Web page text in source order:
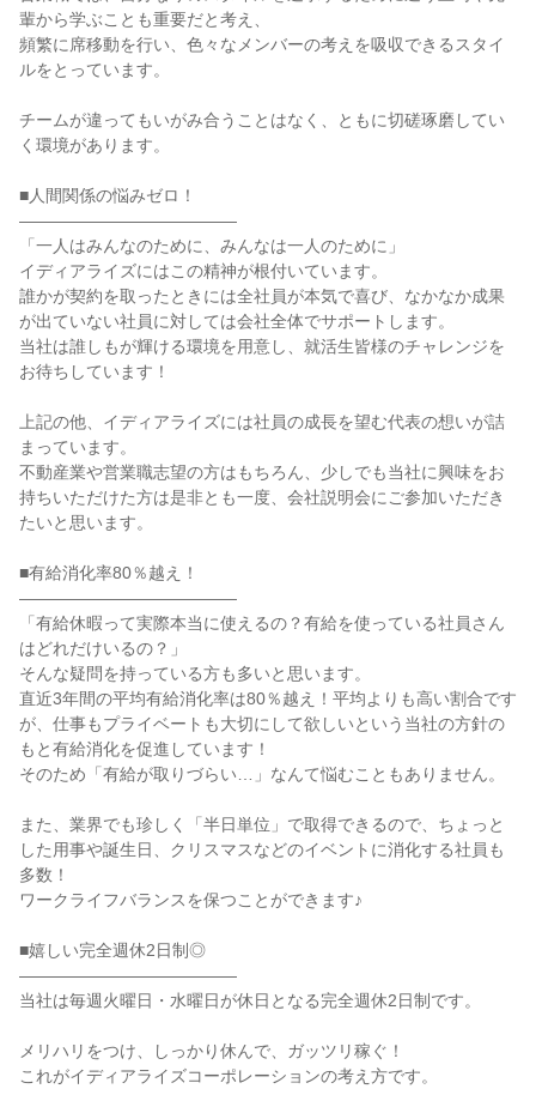
輩から学ぶことも重要だと考え、
頻繁に席移動を行い、色々なメンバーの考えを吸収できるスタイ
ルをとっています。
チームが違ってもいがみ合うことはなく、ともに切磋琢磨してい
く環境があります。
■人間関係の悩みゼロ！
―――――――――――――
「一人はみんなのために、みんなは一人のために」
イディアライズにはこの精神が根付いています。
誰かが契約を取ったときには全社員が本気で喜び、なかなか成果
が出ていない社員に対しては会社全体でサポートします。
当社は誰しもが輝ける環境を用意し、就活生皆様のチャレンジを
お待ちしています！
上記の他、イディアライズには社員の成長を望む代表の想いが詰
まっています。
不動産業や営業職志望の方はもちろん、少しでも当社に興味をお
持ちいただけた方は是非とも一度、会社説明会にご参加いただき
たいと思います。
■有給消化率80％越え！
―――――――――――――
「有給休暇って実際本当に使えるの？有給を使っている社員さん
はどれだけいるの？」
そんな疑問を持っている方も多いと思います。
直近3年間の平均有給消化率は80％越え！平均よりも高い割合です
が、仕事もプライベートも大切にして欲しいという当社の方針の
もと有給消化を促進しています！
そのため「有給が取りづらい…」なんて悩むこともありません。
また、業界でも珍しく「半日単位」で取得できるので、ちょっと
した用事や誕生日、クリスマスなどのイベントに消化する社員も
多数！
ワークライフバランスを保つことができます♪
■嬉しい完全週休2日制◎
―――――――――――――
当社は毎週火曜日・水曜日が休日となる完全週休2日制です。
メリハリをつけ、しっかり休んで、ガッツリ稼ぐ！
これがイディアライズコーポレーションの考え方です。